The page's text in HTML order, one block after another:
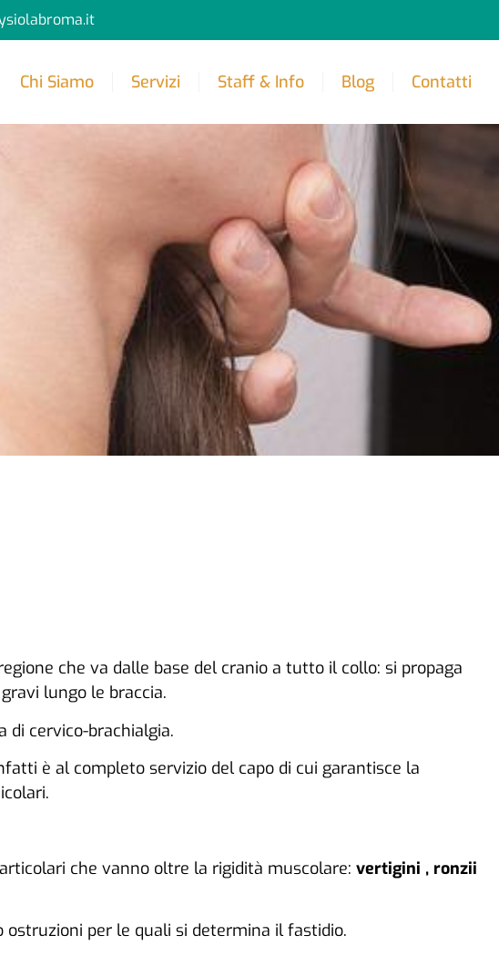
Chi Siamo Servizi Staff & Info Blog Contatti
che va dalle base del cranio a tutto il collo: si propaga
lungo le braccia.
di cervico-brachialgia.
è al completo servizio del capo di cui garantisce la
che vanno oltre la rigidità muscolare: vertigini , ronzii
per le quali si determina il fastidio.